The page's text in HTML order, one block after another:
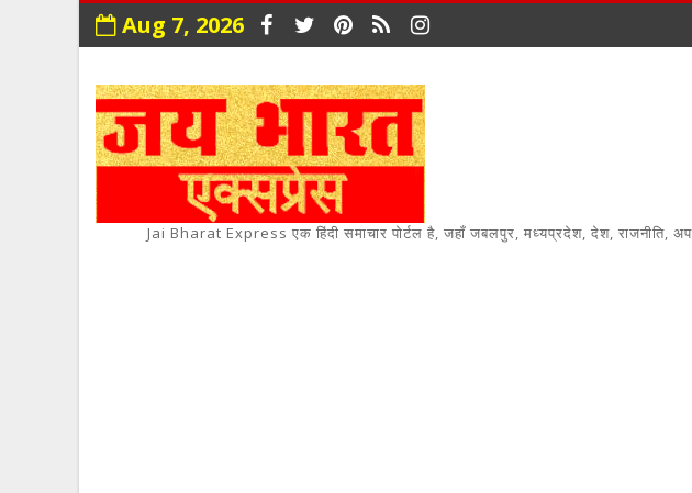
Aug 7, 2026
Jai Bharat Express एक हिंदी समाचार पोर्टल है, जहाँ जबलपुर, मध्यप्रदेश, देश, राजनीति,